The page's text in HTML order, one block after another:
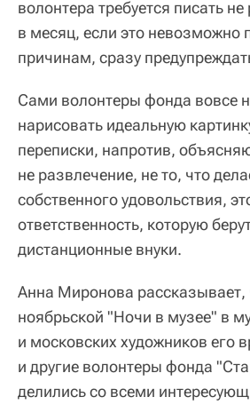
волонтера требуется писать
в месяц, если это невозможно
причинам, сразу
Сами волонтеры фонда вовсе
нарисовать идеальную
переписки, напротив,
не развлечение, не то, что
собственного удовольствия,
ответственность, которую
дистанционные внуки.
Анна Миронова рассказывает,
ноябрьской "Ночи в музее" в
и московских художников его
и другие волонтеры фонда
делились со всеми